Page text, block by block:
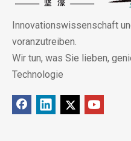
Innovationswissenschaft
voranzutreiben.
Wir tun, was Sie lieben,
Technologie